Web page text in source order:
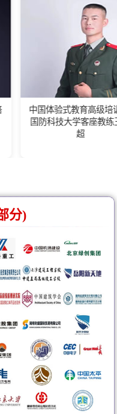
验式教育高级培训师-
科技大学客座教练王佰
分)